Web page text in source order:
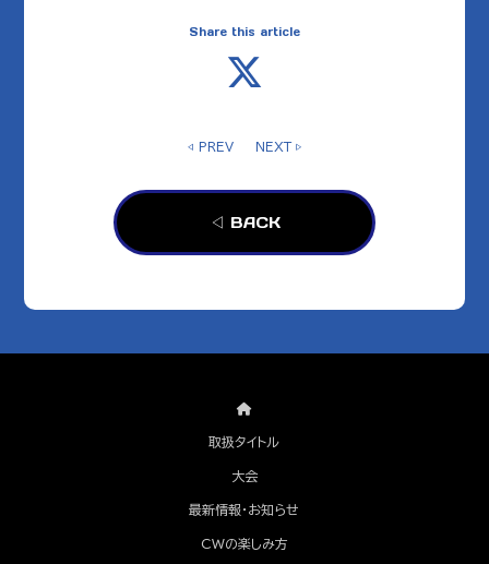
Share this article
◁ PREV NEXT ▷
◁ BACK
取扱タイトル
大会
最新情報・お知らせ
CWの楽しみ方